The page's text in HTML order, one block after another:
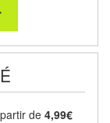
de 4,99€